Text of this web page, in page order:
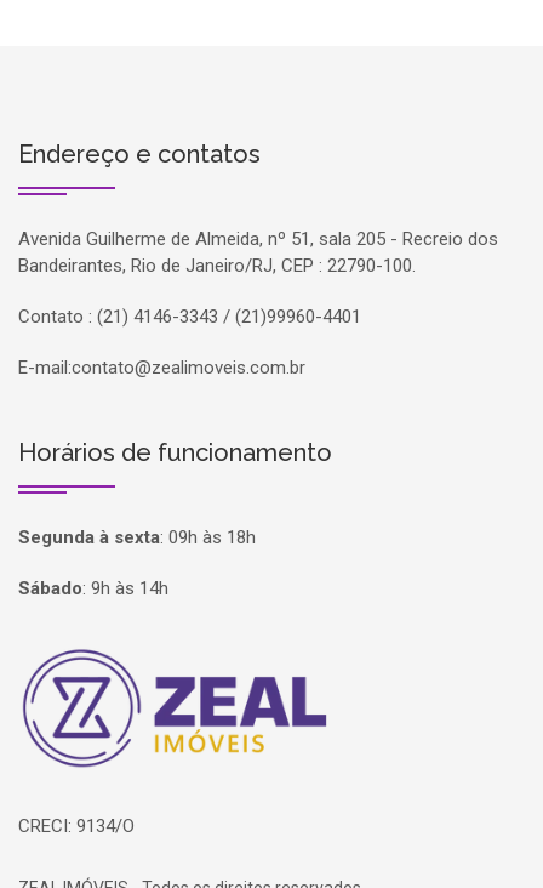
Endereço e contatos
Avenida Guilherme de Almeida, nº 51, sala 205 - Recreio dos
Bandeirantes, Rio de Janeiro/RJ, CEP : 22790-100.
Contato : (21) 4146-3343 / (21)99960-4401
E-mail:contato@zealimoveis.com.br
Horários de funcionamento
Segunda à sexta: 09h às 18h
Sábado: 9h às 14h
Página inicial
CRECI: 9134/O